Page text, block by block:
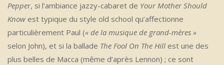
Pepper, si l’ambiance jazzy-cabaret de Your Mother Should
Know est typique du style old school qu’affectionne
particulièrement Paul (« de la musique de grand-mères »
selon John), et si la ballade The Fool On The Hill est une des
plus belles de Macca (même d’après Lennon) ; ce sont